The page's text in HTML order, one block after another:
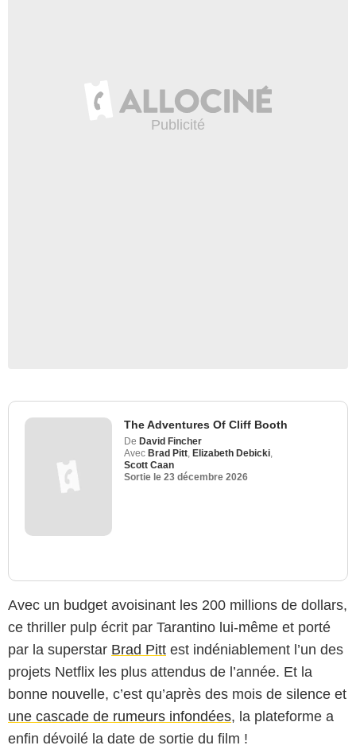
The Adventures Of Cliff Booth
De David Fincher
Avec Brad Pitt Elizabeth Debicki
Scott Caan
Sortie le 23 décembre 2026
Avec un budget avoisinant les 200 millions de dollars,
ce thriller pulp écrit par Tarantino lui-même et porté
par la superstar Brad Pitt est indéniablement l’un des
projets Netflix les plus attendus de l’année. Et la
bonne nouvelle, c’est qu’après des mois de silence et
une cascade de rumeurs infondées, la plateforme a
enfin dévoilé la date de sortie du film !